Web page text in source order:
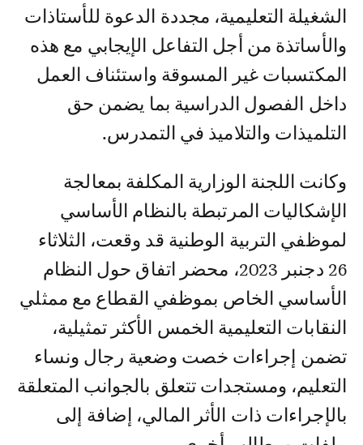
الشغيلة التعليمية، مجددة الدعوة للأستاذات
والأساتذة من أجل التفاعل الإيجابي مع هذه
المكتسبات غير المسوقة واستئناف العمل
داخل الفصول الدراسية بما يضمن حق
التلميذات والتلاميذ في التمدرس.
وكانت اللجنة الوزارية المكلفة بمعالجة
الإشكاليات المرتبطة بالنظام الأساسي
لموظفي التربية الوطنية قد وقعت، الثلاثاء
26 دجنبر 2023، محضر اتفاق حول النظام
الأساسي الخاص بموظفي القطاع مع ممثلي
النقابات التعليمية الخمس الأكثر تمثيلية،
تضمن إجراءات خصت وضعية رجال ونساء
التعليم، ومستجدات تتعلق بالجوانب المتعلقة
بالإجراءات ذات الأثر المالي، إضافة إلى